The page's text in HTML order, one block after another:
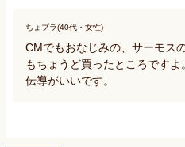
ちょプラ(40代・女性)
CMでもおなじみの、サーモス
もちょうど買ったところです
伝導がいいです。